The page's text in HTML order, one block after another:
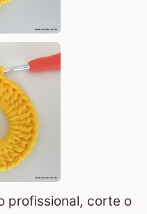
profissional, corte o